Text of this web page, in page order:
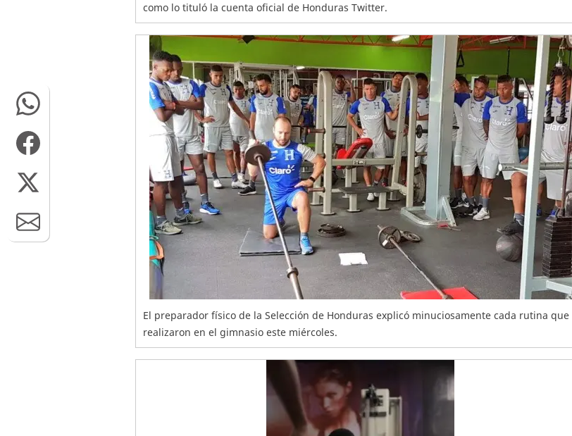
como lo tituló la cuenta oficial de Honduras Twitter.
El preparador físico de la Selección de Honduras explicó minuciosamente cada rutina que
realizaron en el gimnasio este miércoles.